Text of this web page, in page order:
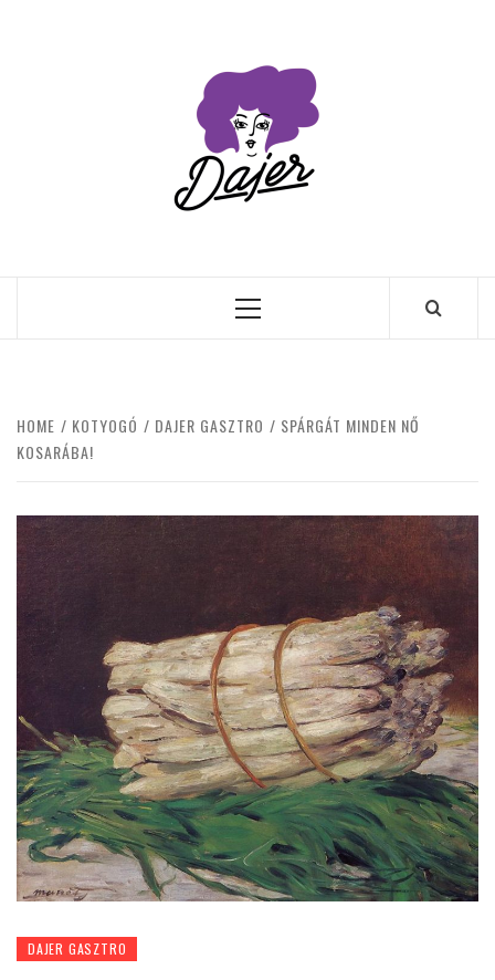
Primary
HOME KOTYOGÓ DAJER GASZTRO
SPÁRGÁT MINDEN NŐ
KOSARÁBA!
DAJER GASZTRO